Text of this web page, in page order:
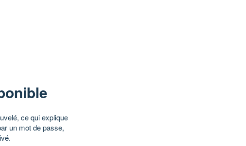
ce qui explique
un mot de passe,